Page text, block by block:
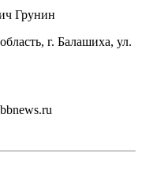
Грунин
г. Балашиха, ул.